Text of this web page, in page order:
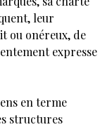
leur
ou onéreux, de
expresse
en terme
structures